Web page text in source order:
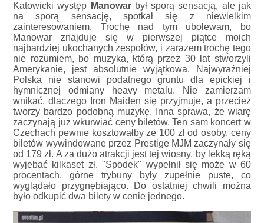
Katowicki występ Manowarbył sporą sensacją, ale jak
na sporą sensację, spotkał się z niewielkim
zainteresowaniem. Trochę nad tym ubolewam, bo
Manowar znajduje się w pierwszej piątce moich
najbardziej ukochanych zespołów, i zarazem trochę tego
nie rozumiem, bo muzyka, którą przez 30 lat stworzyli
Amerykanie, jest absolutnie wyjątkowa. Najwyraźniej
Polska nie stanowi podatnego gruntu dla epickiej i
hymnicznej odmiany heavy metalu. Nie zamierzam
wnikać, dlaczego Iron Maiden się przyjmuje, a przecież
tworzy bardzo podobną muzykę. Inna sprawa, że wiarę
zaczynają już wkurwiać ceny biletów. Ten sam koncert w
Czechach pewnie kosztowałby ze 100 zł od osoby, ceny
biletów wywindowane przez Prestige MJM zaczynały się
od 179 zł. A za dużo atrakcji jest tej wiosny, by lekką ręką
wyjebać kilkaset zł. "Spodek" wypełnił się może w 60
procentach, górne trybuny były zupełnie puste, co
wyglądało przygnębiająco. Do ostatniej chwili można
było odkupić dwa bilety w cenie jednego.